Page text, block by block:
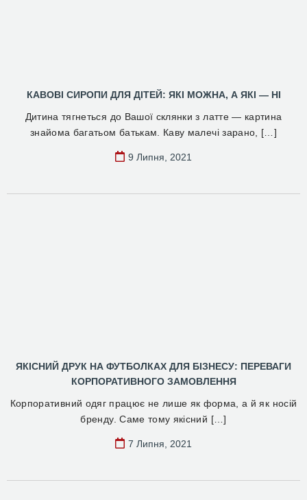
КАВОВІ СИРОПИ ДЛЯ ДІТЕЙ: ЯКІ МОЖНА, А ЯКІ — НІ
Дитина тягнеться до Вашої склянки з латте — картина
знайома багатьом батькам. Каву малечі зарано, […]
9 Липня, 2021
ЯКІСНИЙ ДРУК НА ФУТБОЛКАХ ДЛЯ БІЗНЕСУ: ПЕРЕВАГИ
КОРПОРАТИВНОГО ЗАМОВЛЕННЯ
Корпоративний одяг працює не лише як форма, а й як носій
бренду. Саме тому якісний […]
7 Липня, 2021